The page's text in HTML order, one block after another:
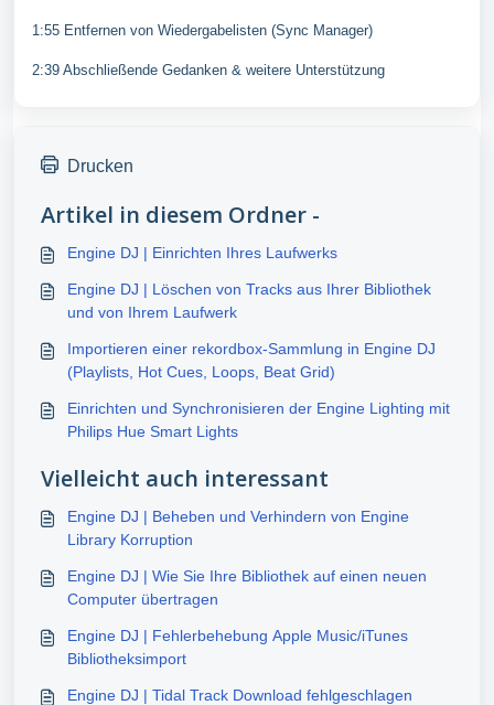
1:55 Entfernen von Wiedergabelisten (Sync Manager)
2:39 Abschließende Gedanken & weitere Unterstützung
Drucken
Artikel in diesem Ordner -
Engine DJ | Einrichten Ihres Laufwerks
Engine DJ | Löschen von Tracks aus Ihrer Bibliothek
und von Ihrem Laufwerk
Importieren einer rekordbox-Sammlung in Engine DJ
(Playlists, Hot Cues, Loops, Beat Grid)
Einrichten und Synchronisieren der Engine Lighting mit
Philips Hue Smart Lights
Vielleicht auch interessant
Engine DJ | Beheben und Verhindern von Engine
Library Korruption
Engine DJ | Wie Sie Ihre Bibliothek auf einen neuen
Computer übertragen
Engine DJ | Fehlerbehebung Apple Music/iTunes
Bibliotheksimport
Engine DJ | Tidal Track Download fehlgeschlagen